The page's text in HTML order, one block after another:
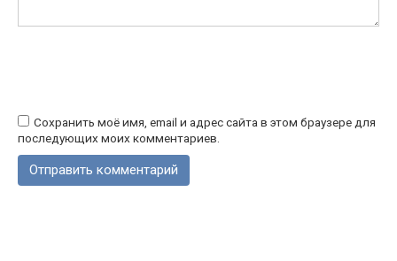
Сохранить моё имя, email и адрес сайта в этом браузере для
последующих моих комментариев.